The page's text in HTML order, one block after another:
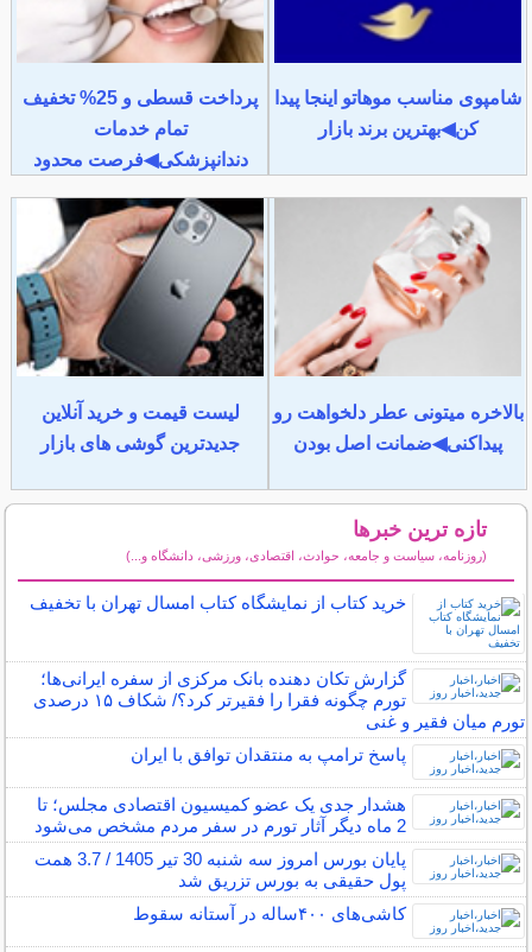
شامپوی مناسب موهاتو اینجا پیدا
کن◀بهترین برند بازار
پرداخت قسطی و 25% تخفیف
تمام خدمات
دندانپزشکی◀فرصت محدود
بالاخره میتونی عطر دلخواهت رو
پیداکنی◀ضمانت اصل بودن
لیست قیمت و خرید آنلاین
جدیدترین گوشی های بازار
تازه ترین خبرها
(روزنامه، سیاست و جامعه، حوادث، اقتصادی، ورزشی، دانشگاه و...)
خرید کتاب از نمایشگاه کتاب امسال تهران با تخفیف
گزارش تکان‌ دهنده بانک مرکزی از سفره ایرانی‌ها؛
تورم چگونه فقرا را فقیرتر کرد؟/ شکاف ۱۵ درصدی
تورم میان فقیر و غنی
پاسخ ترامپ به منتقدان توافق با ایران
هشدار جدی یک عضو کمیسیون اقتصادی مجلس؛ تا
2 ماه دیگر آثار تورم در سفر مردم مشخص می‌شود
پایان بورس امروز سه شنبه 30 تیر 1405 / 3.7 همت
پول حقیقی به بورس تزریق شد
کاشی‌های ۴۰۰ساله در آستانه سقوط